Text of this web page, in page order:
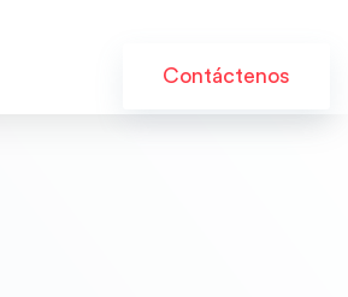
Contáctenos